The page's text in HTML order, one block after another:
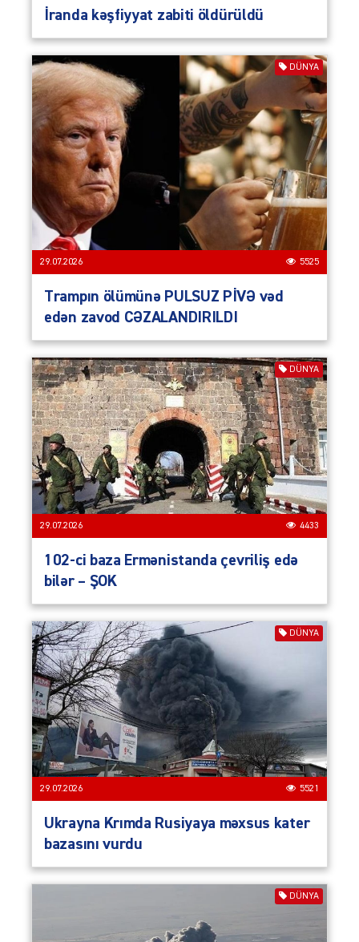
İranda kəşfiyyat zabiti öldürüldü
DÜNYA
29.07.2026 5525
Trampın ölümünə PULSUZ PİVƏ vəd
edən zavod CƏZALANDIRILDI
DÜNYA
29.07.2026 4433
102-ci baza Ermənistanda çevriliş edə
bilər – ŞOK
DÜNYA
29.07.2026 5521
Ukrayna Krımda Rusiyaya məxsus kater
bazasını vurdu
DÜNYA